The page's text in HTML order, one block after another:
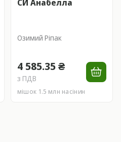
СИ Анабелла
Озимий Ріпак
4 585.35 ₴
з ПДВ
мішок 1.5 млн насінин